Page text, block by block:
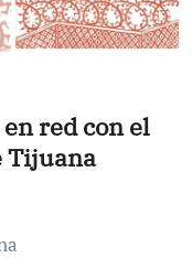
red con el
Tijuana